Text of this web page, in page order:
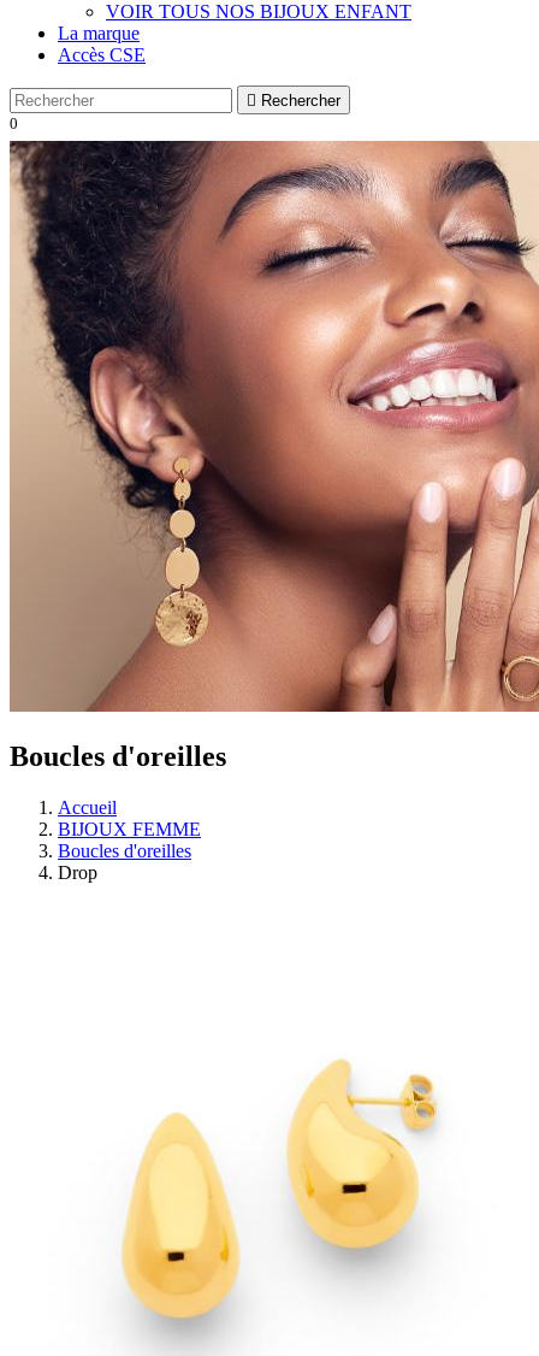
VOIR TOUS NOS BIJOUX ENFANT
La marque
Accès CSE
 Rechercher
0
Boucles d'oreilles
Accueil
BIJOUX FEMME
Boucles d'oreilles
Drop